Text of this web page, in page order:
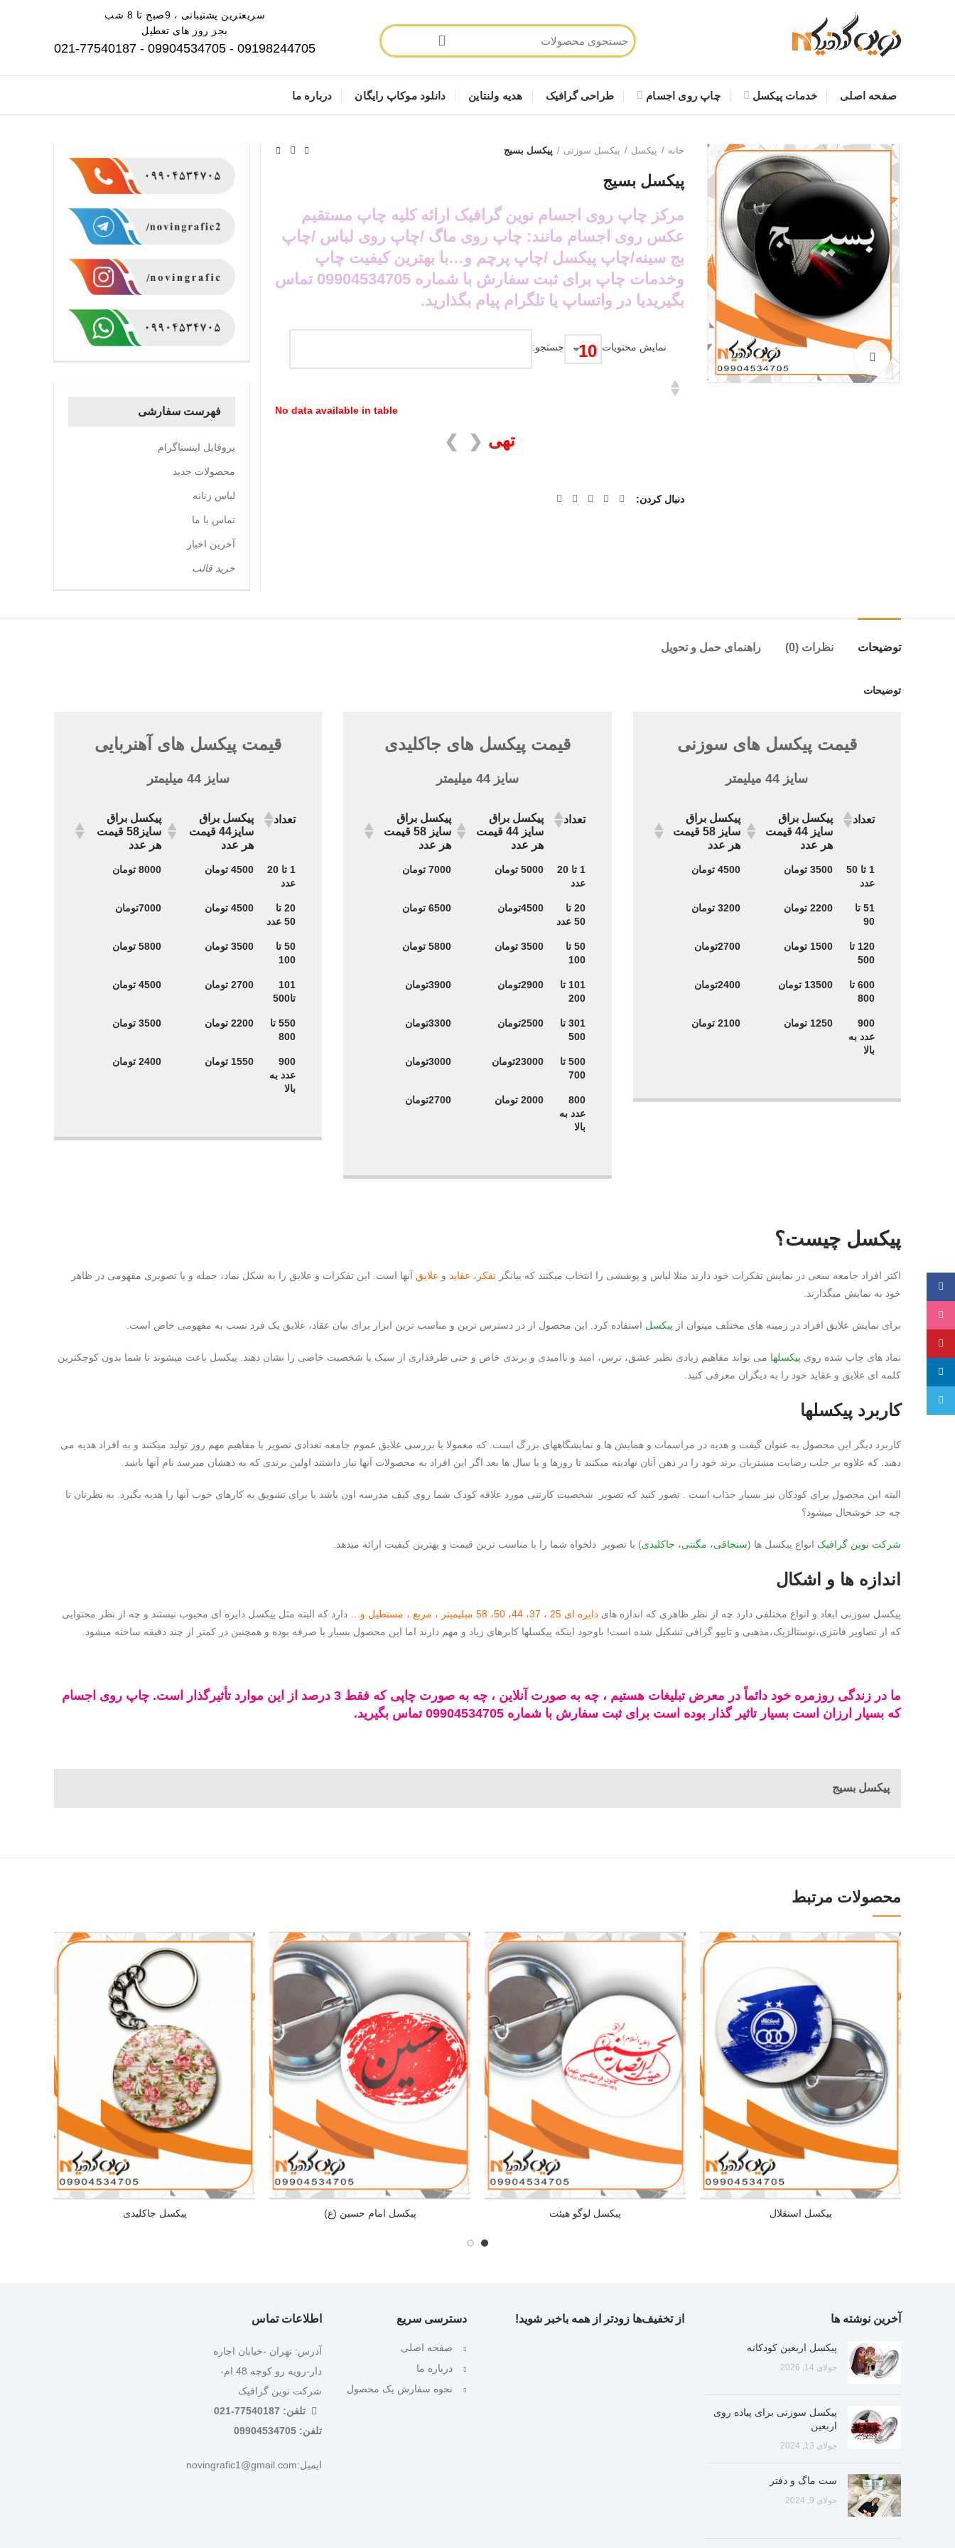
سریعترین پشتیبانی ، 9صبح تا 8 شب
بجز روز های تعطیل
09198244705 - 09904534705 - 021-77540187
صفحه اصلی خدمات پیکسل چاپ روی اجسام طراحی گرافیک هدیه ولنتاین دانلود موکاپ رایگان درباره ما
خانه پیکسل پیکسل سوزنی پیکسل بسیج
پیکسل بسیج
مرکز چاپ روی اجسام نوین گرافیک ارائه کلیه چاپ مستقیم
عکس روی اجسام مانند: چاپ روی ماگ /چاپ روی لباس /چاپ
بج سینه/چاپ پیکسل /چاپ پرچم و…با بهترین کیفیت چاپ
وخدمات چاپ برای ثبت سفارش با شماره 09904534705 تماس
بگیریدیا در واتساپ یا تلگرام پیام بگذارید.
نمایش محتویات جستجو:
No data available in table
تهی ❮
❯
دنبال کردن
فهرست سفارشی
پروفایل اینستاگرام
محصولات جدید
لباس زنانه
تماس با ما
آخرین اخبار
خرید قالب
توضیحات نظرات (0) راهنمای حمل و تحویل
توضیحات
قیمت پیکسل های آهنربایی
سایز 44 میلیمتر
تعداد
پیکسل براق
سایز44 قیمت
هر عدد
پیکسل براق
سایز58 قیمت
هر عدد
تعداد
پیکسل براق
سایز44 قیمت
پیکسل براق
سایز58 قیمت
1 تا 20
عدد
4500 تومان 8000 تومان
20 تا
50 عدد
4500 تومان 7000تومان
50 تا
100
3500 تومان 5800 تومان
101
تا500
2700 تومان 4500 تومان
550 تا
800
2200 تومان 3500 تومان
900
عدد به
بالا
1550 تومان 2400 تومان
قیمت پیکسل های جاکلیدی
سایز 44 میلیمتر
تعداد
پیکسل براق
سایز 44 قیمت
هر عدد
پیکسل براق
سایز 58 قیمت
هر عدد
تعداد
پیکسل براق
سایز 44 قیمت
پیکسل براق
سایز 58 قیمت
1 تا 20
عدد
5000 تومان 7000 تومان
20 تا
50 عدد
4500تومان 6500 تومان
50 تا
100
3500 تومان 5800 تومان
101 تا
200
2900تومان 3900تومان
301 تا
500
2500تومان 3300تومان
500 تا
700
23000تومان 3000تومان
800
عدد به
بالا
2000 تومان 2700تومان
قیمت پیکسل های سوزنی
سایز 44 میلیمتر
تعداد
پیکسل براق
سایز 44 قیمت
هر عدد
پیکسل براق
سایز 58 قیمت
هر عدد
تعداد
پیکسل براق
سایز 44 قیمت
پیکسل براق
سایز 58 قیمت
1 تا 50
عدد
3500 تومان 4500 تومان
51 تا
90
2200 تومان 3200 تومان
120 تا
500
1500 تومان 2700تومان
600 تا
800
13500 تومان 2400تومان
900
عدد به
بالا
1250 تومان 2100 تومان
پیکسل چیست؟
اکثر افراد جامعه سعی در نمایش تفکرات خود دارند مثلا لباس و پوششی را انتخاب میکنند که بیانگر تفکر ، عقاید و علایق آنها است. این تفکرات و علایق را به شکل نماد، جمله و یا تصویری مفهومی در ظاهر
خود به نمایش میگذارند.
برای نمایش علایق افراد در زمینه های مختلف میتوان از پیکسل استفاده کرد. این محصول از در دسترس ترین و مناسب ترین ابزار برای بیان عقاد، علایق یک فرد نسب به مفهومی خاص است.
نماد های چاپ شده روی پیکسلها می تواند مفاهیم زیادی نظیر عشق، ترس، امید و ناامیدی و برندی خاص و حتی طرفداری از سبک یا شخصیت خاصی را نشان دهند. پیکسل باعث میشوند تا شما بدون کوچکترین
کلمه ای علایق و عقاید خود را به دیگران معرفی کنید.
کاربرد پیکسلها
کاربرد دیگر این محصول به عنوان گیفت و هدیه در مراسمات و همایش ها و نمایشگاههای بزرگ است. که معمولا با بررسی علایق عموم جامعه تعدادی تصویر با مفاهیم مهم روز تولید میکنند و به افراد هدیه می
دهند. که علاوه بر جلب رضایت مشتریان برند خود را در ذهن آنان نهادینه میکنند تا روزها و یا سال ها بعد اگر این افراد به محصولات آنها نیاز داشتند اولین برندی که به ذهشان میرسد نام آنها باشد.
البته این محصول برای کودکان نیز بسیار جذاب است . تصور کنید که تصویر شخصیت کارتنی مورد علاقه کودک شما روی کیف مدرسه اون باشد یا برای تشویق به کارهای خوب آنها را هدیه بگیرد. به نظرتان تا
چه حد خوشحال میشود؟
شرکت نوین گرافیک انواع پیکسل ها (سنجاقی، مگنتی، جاکلیدی) با تصویر دلخواه شما را با مناسب ترین قیمت و بهترین کیفیت ارائه میدهد.
اندازه ها و اشکال
پیکسل سوزنی ابعاد و انواع مختلفی دارد چه از نظر ظاهری که اندازه های دایره ای 25 ، 37، 44، 50، 58 میلیمیتر ، مربع ، مستطیل و…
دارد که البته مثل پیکسل دایره ای محبوب نیستند و چه از نظر محتوایی
که از تصاویر فانتزی،نوستالژیک،مذهبی و تایپو گرافی تشکیل شده است! باوجود اینکه پیکسلها کابرهای زیاد و مهم دارند اما این محصول بسیار با صرفه بوده و همچنین در کمتر از چند دقیقه ساخته میشود.
ما در زندگی روزمره خود دائماً در معرض تبلیغات هستیم ، چه به صورت آنلاین ، چه به صورت چاپی که فقط 3 درصد از این موارد تأثیرگذار است. چاپ روی اجسام
که بسیار ارزان است بسیار تاثیر گذار بوده است برای ثبت سفارش با شماره 09904534705 تماس بگیرید.
پیکسل بسیج
محصولات مرتبط
پیکسل استقلال پیکسل لوگو هیئت پیکسل امام حسین (ع) پیکسل جاکلیدی
آخرین نوشته ها
پیکسل اربعین کودکانه
جولای 14, 2026
پیکسل سوزنی برای پیاده روی
اربعین
جولای 13, 2024
ست ماگ و دفتر
جولای 9, 2024
از تخفیف‌ها زودتر از همه باخبر شوید! دسترسی سریع
صفحه اصلی
درباره ما
نحوه سفارش یک محصول
اطلاعات تماس
آدرس: تهران -خیابان اجاره
دار-روبه رو کوچه 48 ام-
شرکت نوین گرافیک
تلفن: 77540187-021
تلفن: 09904534705
ایمیل:novingrafic1@gmail.com
فیسبوک
اینستاگرام
پینترست
لینکدین
تلگرام